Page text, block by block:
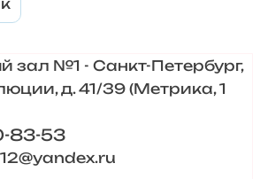
зал №1 - Санкт-Петербург,
д. 41/39 (Метрика, 1
83-53